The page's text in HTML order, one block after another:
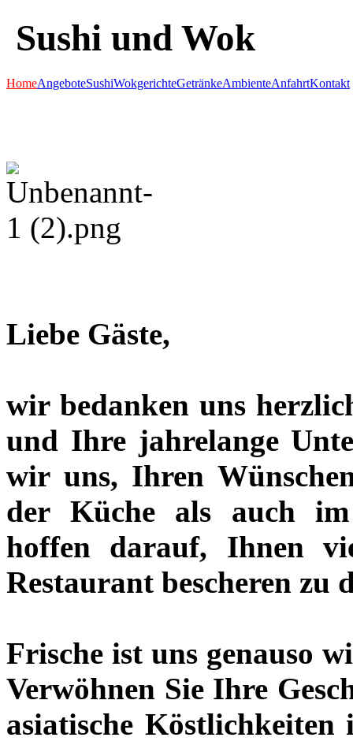
Sushi und Wok
HomeAngeboteSushiWokgerichteGetränkeAmbienteAnfahrtKontakt
Liebe Gäste,
wir bedanken uns
und Ihre jahrelange
wir uns, Ihren
der Küche als auch im
hoffen darauf, Ihnen
Restaurant bescheren zu
Frische ist uns genauso
Verwöhnen Sie Ihre
asiatische